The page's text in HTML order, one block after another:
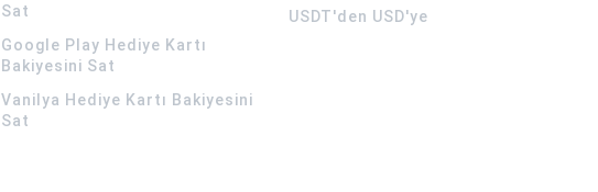
Sat
Google Play Hediye Kartı
Bakiyesini Sat
Vanilya Hediye Kartı Bakiyesini
Sat
USDT'den USD'ye